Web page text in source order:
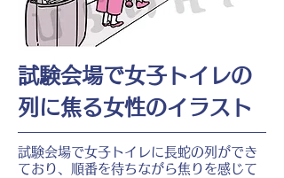
試験会場で女子トイレの
列に焦る女性のイラスト
試験会場で女子トイレに長蛇の列ができ
ており、順番を待ちながら焦りを感じて